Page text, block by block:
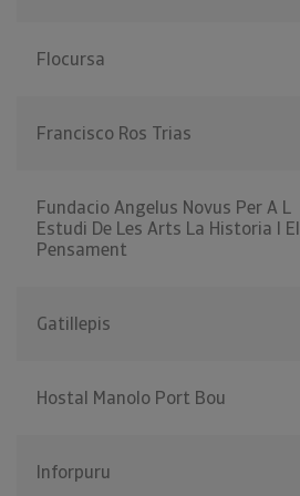
Flocursa
Francisco Ros Trias
Fundacio Angelus Novus Per A L
Estudi De Les Arts La Historia I El
Pensament
Gatillepis
Hostal Manolo Port Bou
Inforpuru